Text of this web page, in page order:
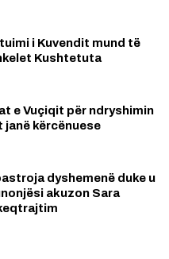
i Kuvendit mund të
Kushtetuta
e Vuçiqit për ndryshimin
janë kërcënuese
dyshemenë duke u
akuzon Sara